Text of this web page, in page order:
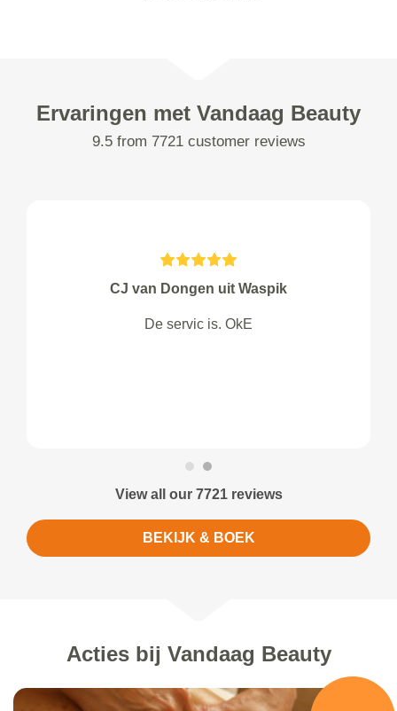
Ervaringen met Vandaag Beauty
9.5 from 7721 customer reviews
CJ van Dongen uit Waspik
De servic is. OkE
View all our 7721 reviews
BEKIJK & BOEK
Acties bij Vandaag Beauty